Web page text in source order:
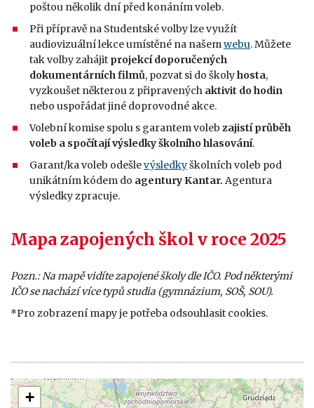
poštou několik dní před konáním voleb.
Při přípravě na Studentské volby lze využít
audiovizuální lekce umístěné na našemwebu. Můžete
tak volby zahájit projekcí doporučených
dokumentárních filmů, pozvat si do školyhosta,
vyzkoušet některou z připravených aktivit do hodin
nebo uspořádat jiné doprovodné akce.
Volební komise spolu s garantem voleb zajistí průběh
voleb a spočítají výsledky školního hlasování.
Garant/ka voleb odešlevýsledkyškolních voleb pod
unikátním kódem do agentury Kantar. Agentura
výsledky zpracuje.
Mapa zapojených škol v roce 2025
Pozn.: Na mapě vidíte zapojené školy dle IČO. Pod některými
IČO se nachází více typů studia (gymnázium, SOŠ, SOU).
*Pro zobrazení mapy je potřeba odsouhlasit cookies.
+